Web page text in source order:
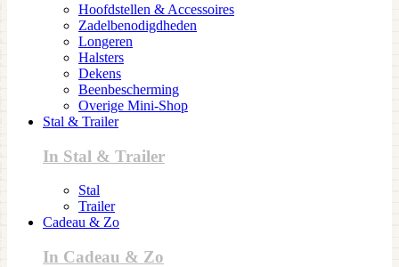
Hoofdstellen & Accessoires
Zadelbenodigdheden
Longeren
Halsters
Dekens
Beenbescherming
Overige Mini-Shop
Stal & Trailer
In Stal & Trailer
Stal
Trailer
Cadeau & Zo
In Cadeau & Zo